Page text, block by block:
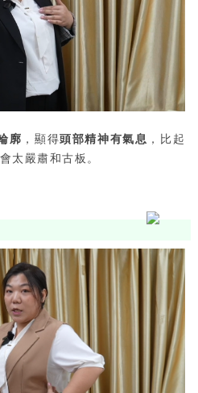
廓 ，顯得頭部精神有氣息 ，比起
太嚴肅和古板。